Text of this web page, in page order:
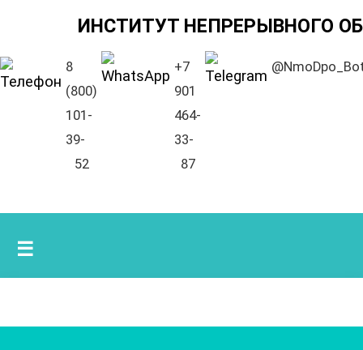
ИНСТИТУТ НЕПРЕРЫВНОГО
8
(800)
101-
39-
52
+7
901
464-
33-
87
☰